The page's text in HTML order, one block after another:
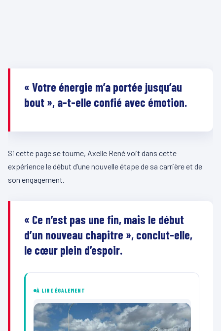
« Votre énergie m’a portée jusqu’au
bout », a-t-elle confié avec émotion.
Si cette page se tourne, Axelle René voit dans cette
expérience le début d’une nouvelle étape de sa carrière et de
son engagement.
« Ce n’est pas une fin, mais le début
d’un nouveau chapitre », conclut-elle,
le cœur plein d’espoir.
À LIRE ÉGALEMENT